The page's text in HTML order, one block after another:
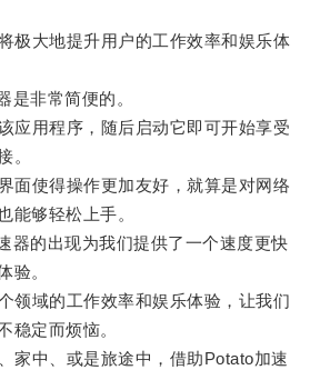
大地提升用户的工作效率和娱乐体
非常简便的。
用程序，随后启动它即可开始享受
。
使得操作更加友好，就算是对网络
能够轻松上手。
的出现为我们提供了一个速度更快
验。
域的工作效率和娱乐体验，让我们
稳定而烦恼。
中、或是旅途中，借助Potato加速